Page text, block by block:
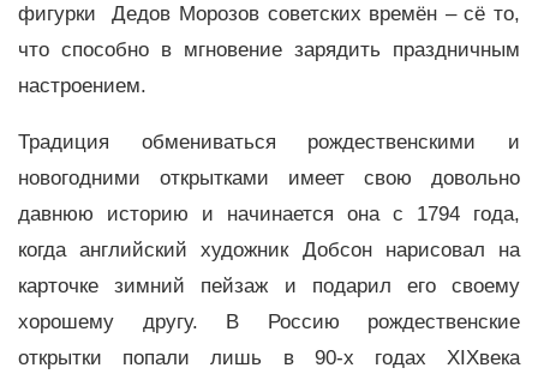
фигурки Дедов Морозов советских времён – сё то,
что способно в мгновение зарядить праздничным
настроением.
Традиция обмениваться рождественскими и
новогодними открытками имеет свою довольно
давнюю историю и начинается она с 1794 года,
когда английский художник Добсон нарисовал на
карточке зимний пейзаж и подарил его своему
хорошему другу. В Россию рождественские
открытки попали лишь в 90-х годах XIXвека